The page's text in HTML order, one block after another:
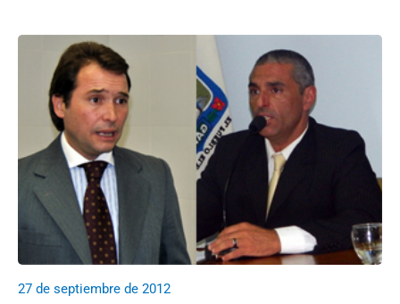
27 de septiembre de 2012